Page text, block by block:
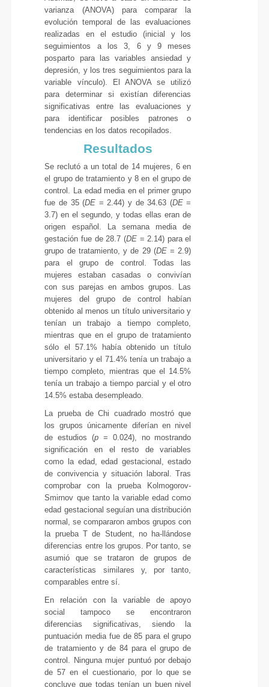
varianza (ANOVA) para comparar la
evolución temporal de las evaluaciones
realizadas en el estudio (inicial y los
seguimientos a los 3, 6 y 9 meses
posparto para las variables ansiedad y
depresión, y los tres seguimientos para la
variable vínculo). El ANOVA se utilizó
para determinar si existían diferencias
significativas entre las evaluaciones y
para identificar posibles patrones o
tendencias en los datos recopilados.
Resultados
Se reclutó a un total de 14 mujeres, 6 en
el grupo de tratamiento y 8 en el grupo de
control. La edad media en el primer grupo
fue de 35 (DE = 2.44) y de 34.63 (DE=
3.7) en el segundo, y todas ellas eran de
origen español. La semana media de
gestación fue de 28.7 (DE= 2.14) para el
grupo de tratamiento, y de 29 (DE= 2.9)
para el grupo de control. Todas las
mujeres estaban casadas o convivían
con sus parejas en ambos grupos. Las
mujeres del grupo de control habían
obtenido al menos un título universitario y
tenían un trabajo a tiempo completo,
mientras que en el grupo de tratamiento
sólo el 57.1% había obtenido un título
universitario y el 71.4% tenía un trabajo a
tiempo completo, mientras que el 14.5%
tenía un trabajo a tiempo parcial y el otro
14.5% estaba desempleado.
La prueba de Chi cuadrado mostró que
los grupos únicamente diferían en nivel
de estudios (p = 0.024), no mostrando
significación en el resto de variables
como la edad, edad gestacional, estado
de convivencia y situación laboral. Tras
comprobar con la prueba Kolmogorov-
Smirnov que tanto la variable edad como
edad gestacional seguían una distribución
normal, se compararon ambos grupos con
la prueba T de Student, no ha-llándose
diferencias entre los grupos. Por tanto, se
asumió que se trataron de grupos de
características similares y, por tanto,
comparables entre sí.
En relación con la variable de apoyo
social tampoco se encontraron
diferencias significativas, siendo la
puntuación media fue de 85 para el grupo
de tratamiento y de 84 para el grupo de
control. Ninguna mujer puntuó por debajo
de 57 en el cuestionario, por lo que se
concluye que todas tenían un buen nivel